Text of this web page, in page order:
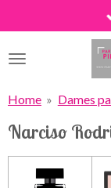
direct
naar
Home » Dames
Narciso